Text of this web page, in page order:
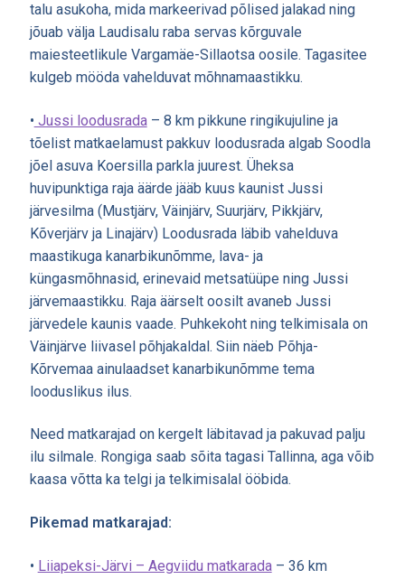
talu asukoha, mida markeerivad põlised jalakad ning
jõuab välja Laudisalu raba servas kõrguvale
maiesteetlikule Vargamäe-Sillaotsa oosile. Tagasitee
kulgeb mööda vahelduvat mõhnamaastikku.
• Jussi loodusrada– 8 km pikkune ringikujuline ja
tõelist matkaelamust pakkuv loodusrada algab Soodla
jõel asuva Koersilla parkla juurest. Üheksa
huvipunktiga raja äärde jääb kuus kaunist Jussi
järvesilma (Mustjärv, Väinjärv, Suurjärv, Pikkjärv,
Kõverjärv ja Linajärv) Loodusrada läbib vahelduva
maastikuga kanarbikunõmme, lava- ja
küngasmõhnasid, erinevaid metsatüüpe ning Jussi
järvemaastikku. Raja äärselt oosilt avaneb Jussi
järvedele kaunis vaade. Puhkekoht ning telkimisala on
Väinjärve liivasel põhjakaldal. Siin näeb Põhja-
Kõrvemaa ainulaadset kanarbikunõmme tema
looduslikus ilus.
Need matkarajad on kergelt läbitavad ja pakuvad palju
ilu silmale. Rongiga saab sõita tagasi Tallinna, aga võib
kaasa võtta ka telgi ja telkimisalal ööbida.
Pikemad matkarajad:
• Liiapeksi-Järvi – Aegviidu matkarada– 36 km